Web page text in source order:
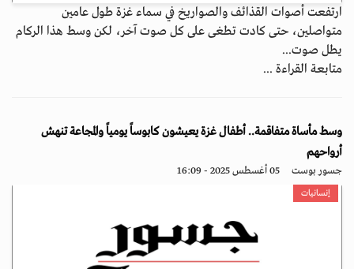
ارتفعت أصوات القذائف والصواريخ في سماء غزة طول عامين
متواصلين، حتى كادت تطغى على كل صوت آخر، لكن وسط هذا الركام
يطل صوت...
متابعة القراءة ...
وسط مأساة متفاقمة.. أطفال غزة يعيشون كابوساً يومياً والمجاعة تنهش
أرواحهم
جسور بوست 05 أغسطس 2025 - 16:09
إنسانيات